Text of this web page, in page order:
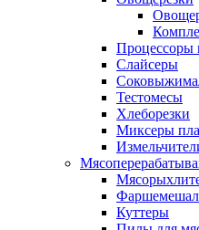
Процессоры
Слайсеры
Тестомесы
Хлеборезки
Миксеры
Куттеры